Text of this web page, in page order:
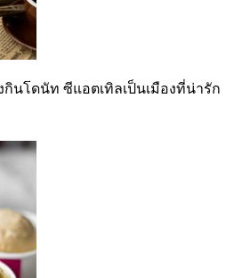
นโดนัท ซีแอตเทิลเป็นเมืองที่น่ารัก